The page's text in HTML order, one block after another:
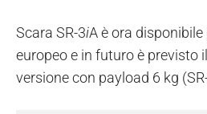
Scara SR-3iA è ora
europeo e in futuro è previsto
versione con payload 6 kg